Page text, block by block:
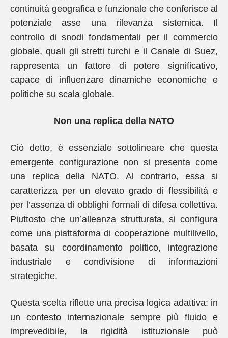
continuità geografica e funzionale che conferisce al
potenziale asse una rilevanza sistemica. Il
controllo di snodi fondamentali per il commercio
globale, quali gli stretti turchi e il Canale di Suez,
rappresenta un fattore di potere significativo,
capace di influenzare dinamiche economiche e
politiche su scala globale.
Non una replica della NATO
Ciò detto, è essenziale sottolineare che questa
emergente configurazione non si presenta come
una replica della NATO. Al contrario, essa si
caratterizza per un elevato grado di flessibilità e
per l’assenza di obblighi formali di difesa collettiva.
Piuttosto che un’alleanza strutturata, si configura
come una piattaforma di cooperazione multilivello,
basata su coordinamento politico, integrazione
industriale e condivisione di informazioni
strategiche.
Questa scelta riflette una precisa logica adattiva: in
un contesto internazionale sempre più fluido e
imprevedibile, la rigidità istituzionale può